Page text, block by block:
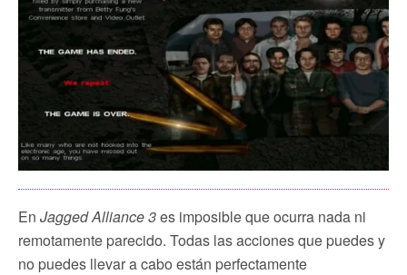
En Jagged Alliance 3es imposible que ocurra nada ni
remotamente parecido. Todas las acciones que puedes y
no puedes llevar a cabo están perfectamente